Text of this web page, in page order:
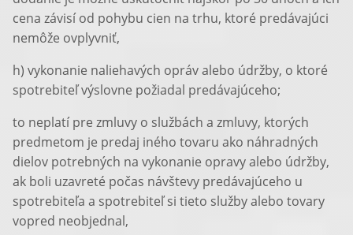
cena závisí od pohybu cien na trhu, ktoré predávajúci
nemôže ovplyvniť,
h) vykonanie naliehavých opráv alebo údržby, o ktoré
spotrebiteľ výslovne požiadal predávajúceho;
to neplatí pre zmluvy o službách a zmluvy, ktorých
predmetom je predaj iného tovaru ako náhradných
dielov potrebných na vykonanie opravy alebo údržby,
ak boli uzavreté počas návštevy predávajúceho u
spotrebiteľa a spotrebiteľ si tieto služby alebo tovary
vopred neobjednal,